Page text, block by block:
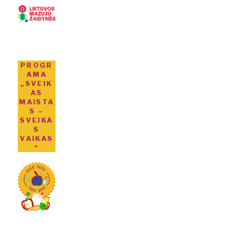
PROGR
AMA
„SVEIK
AS
MAISTA
S –
SVEIKA
S
VAIKAS
“